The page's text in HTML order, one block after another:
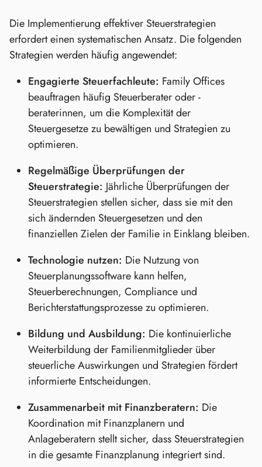
Die Implementierung effektiver Steuerstrategien
erfordert einen systematischen Ansatz. Die folgenden
Strategien werden häufig angewendet:
Engagierte Steuerfachleute: Family Offices
beauftragen häufig Steuerberater oder -
beraterinnen, um die Komplexität der
Steuergesetze zu bewältigen und Strategien zu
optimieren.
Regelmäßige Überprüfungen der
Steuerstrategie: Jährliche Überprüfungen der
Steuerstrategien stellen sicher, dass sie mit den
sich ändernden Steuergesetzen und den
finanziellen Zielen der Familie in Einklang bleiben.
Technologie nutzen: Die Nutzung von
Steuerplanungssoftware kann helfen,
Steuerberechnungen, Compliance und
Berichterstattungsprozesse zu optimieren.
Bildung und Ausbildung: Die kontinuierliche
Weiterbildung der Familienmitglieder über
steuerliche Auswirkungen und Strategien fördert
informierte Entscheidungen.
Zusammenarbeit mit Finanzberatern: Die
Koordination mit Finanzplanern und
Anlageberatern stellt sicher, dass Steuerstrategien
in die gesamte Finanzplanung integriert sind.